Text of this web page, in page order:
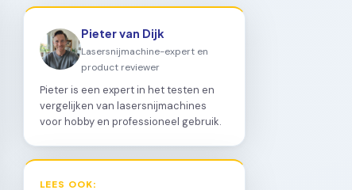
Pieter van Dijk
Lasersnijmachine-expert en
product reviewer
Pieter is een expert in het testen en
vergelijken van lasersnijmachines
voor hobby en professioneel gebruik.
LEES OOK: